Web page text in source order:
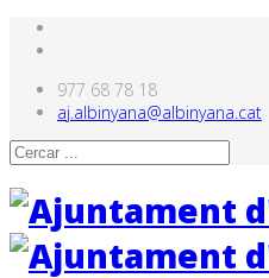
977 68 78 18
aj.albinyana@albinyana.cat